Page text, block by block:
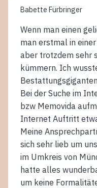
Babette Fürbringer
Wenn man einen
man erstmal in
aber trotzdem sehr
kümmern. Ich
Bei der Suche im
bzw Memovida
Internet Auftritt
Meine
sich sehr lieb um
im Umkreis von
hatte alles
um keine